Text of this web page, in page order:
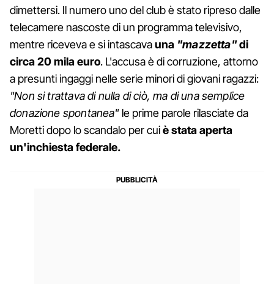
dimettersi. Il numero uno del club è stato ripreso dalle
telecamere nascoste di un programma televisivo,
mentre riceveva e si intascavauna "mazzetta"di
circa 20 mila euro. L'accusa è di corruzione, attorno
a presunti ingaggi nelle serie minori di giovani ragazzi:
"Non si trattava di nulla di ciò, ma di una semplice
donazione spontanea"le prime parole rilasciate da
Moretti dopo lo scandalo per cuiè stata aperta
un'inchiesta federale.